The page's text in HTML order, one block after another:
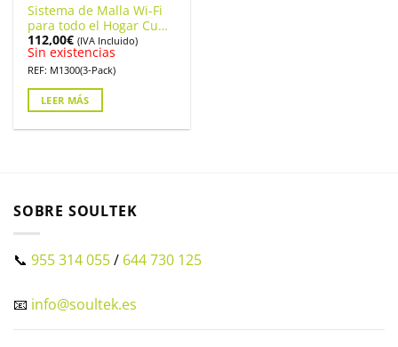
Sistema de Malla Wi-Fi
para todo el Hogar Cudy
M1300 (pack 3
unidades)
112,00€ (IVA Incluido)
Sin existencias
REF: M1300(3-Pack)
LEER MÁS
SOBRE SOULTEK
📞 955 314 055/ 644 730 125
📧 info@soultek.es